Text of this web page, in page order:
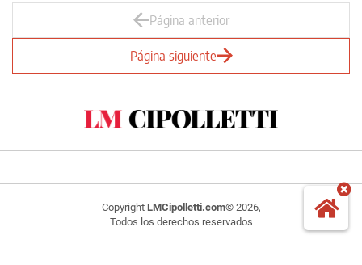
Página anterior
Página siguiente
Copyright LMCipolletti.com© 2026,
Todos los derechos reservados